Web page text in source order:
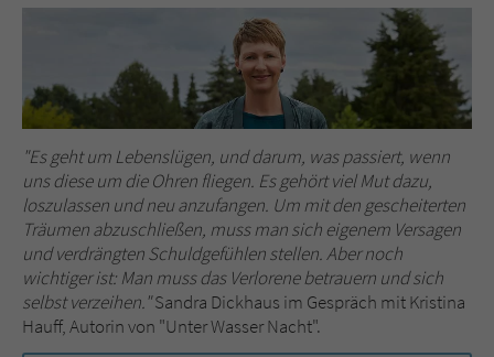
"Es geht um Lebenslügen, und darum, was passiert, wenn
uns diese um die Ohren fliegen. Es gehört viel Mut dazu,
loszulassen und neu anzufangen. Um mit den gescheiterten
Träumen abzuschließen, muss man sich eigenem Versagen
und verdrängten Schuldgefühlen stellen. Aber noch
wichtiger ist: Man muss das Verlorene betrauern und sich
selbst verzeihen."Sandra Dickhaus im Gespräch mit Kristina
Hauff, Autorin von "Unter Wasser Nacht".